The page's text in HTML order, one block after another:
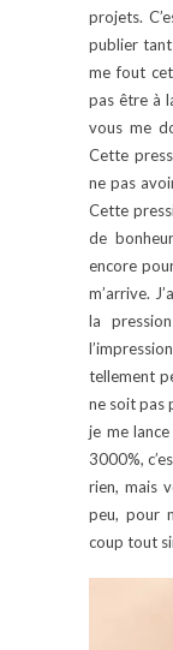
projets.
publier tant
me fout
pas être à
vous me
Cette
ne pas
Cette
de
encore
m’arrive.
la
tellement
ne soit pas
je me
3000%,
rien, mais
peu, pour
coup tout